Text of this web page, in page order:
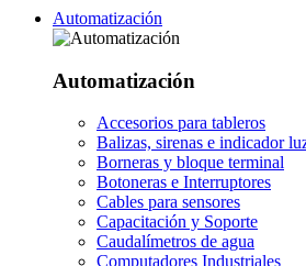
Automatización
Automatización
Accesorios para tableros
Balizas, sirenas e indicador
Borneras y bloque terminal
Botoneras e Interruptores
Cables para sensores
Capacitación y Soporte
Caudalímetros de agua
Computadores Industriales